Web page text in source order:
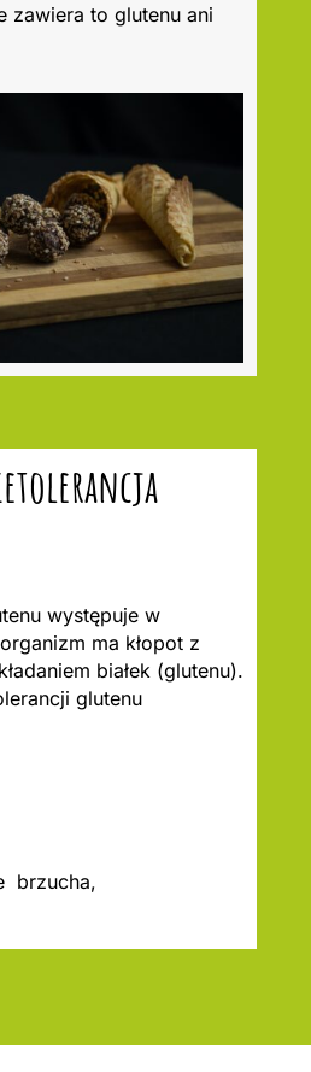
zawiera to glutenu ani
występuje w
ma kłopot z
białek (glutenu).
glutenu
brzucha,